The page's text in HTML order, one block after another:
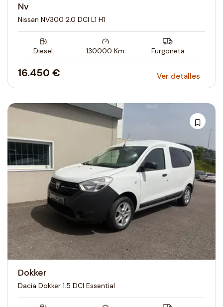
Nv
Nissan NV300 2.0 DCI L1 H1
Diesel 130000 Km Furgoneta
16.450 € Ver detalles
Dokker
Dacia Dokker 1.5 DCI Essential